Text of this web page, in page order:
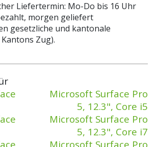
Microsoft Surface Pro
5, 12.3", Core i5
Microsoft Surface Pro
5, 12.3", Core i7
Microsoft Surface Pro
Liefertermin: Mo-Do bis 16 Uhr
morgen geliefert
gesetzliche und kantonale
Zug).